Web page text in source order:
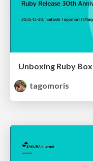
Unboxing Ruby Box
tagomoris